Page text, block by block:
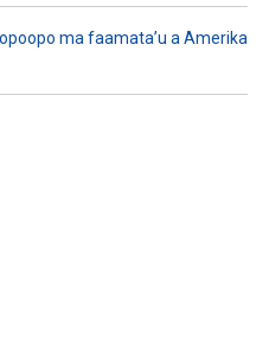
ma faamata’u a Amerika